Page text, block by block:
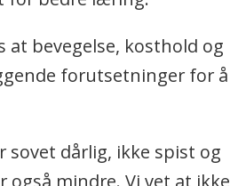
at bevegelse, kosthold og
forutsetninger for å
sovet dårlig, ikke spist og
mindre. Vi vet at ikke